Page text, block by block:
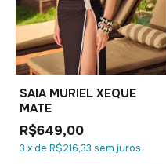
SAIA MURIEL XEQUE
MATE
R$649,00
3 xde R$216,33 sem juros